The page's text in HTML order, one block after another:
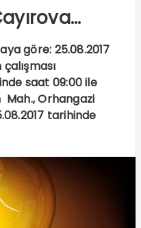
göre: 25.08.2017
saat 09:00 ile
Mah., Orhangazi
tarihinde